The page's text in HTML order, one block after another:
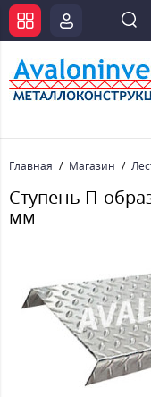
Главная Магазин
Ступень П-
мм